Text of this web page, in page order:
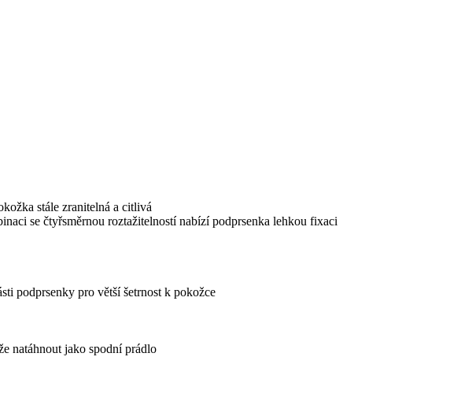
stále zranitelná a citlivá
se čtyřsměrnou roztažitelností nabízípodprsenka lehkou fixaci
podprsenky pro větší šetrnost k pokožce
natáhnout jako spodní prádlo